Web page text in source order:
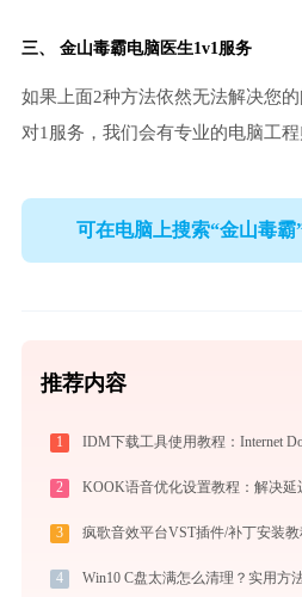
三、 金山毒霸电脑医生1v1服务
如果上面2种方法依然无法解决您
对1服务，我们会有专业的电脑工程
可在电脑上搜索“金山毒
推荐内容
1
2
3 疯歌音效平台VST插件/补丁安装
4 Win10 C盘太满怎么清理？实用方